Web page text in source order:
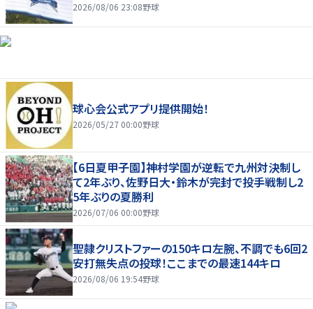
2026/08/06 23:08野球
球心会公式アプリ提供開始！
2026/05/27 00:00野球
【6日夏甲子園】神村学園が逆転で九州対決制し
て2年ぶり、佐野日大・鈴木が完封で投手戦制し2
5年ぶりの夏勝利
2026/07/06 00:00野球
聖隷クリストファーの150キロ左腕、不調でも6回2
安打無失点の投球！ここまでの最速144キロ
2026/08/06 19:54野球